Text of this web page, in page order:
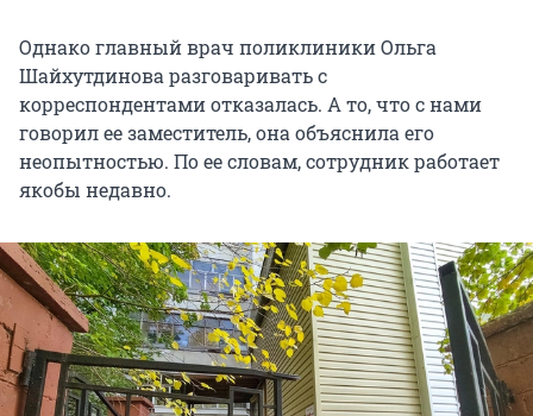
Однако главный врач поликлиники Ольга
Шайхутдинова разговаривать с
корреспондентами отказалась. А то, что с нами
говорил ее заместитель, она объяснила его
неопытностью. По ее словам, сотрудник работает
якобы недавно.